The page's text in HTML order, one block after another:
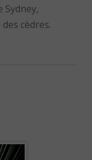
Sydney,
cèdres.